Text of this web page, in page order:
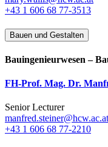
+43 1 606 68 77-3513
Bauen und Gestalten
Bauingenieurwesen –
FH-Prof. Mag. Dr.
Senior Lecturer
manfred.steiner@hcw.ac.at
+43 1 606 68 77-2210